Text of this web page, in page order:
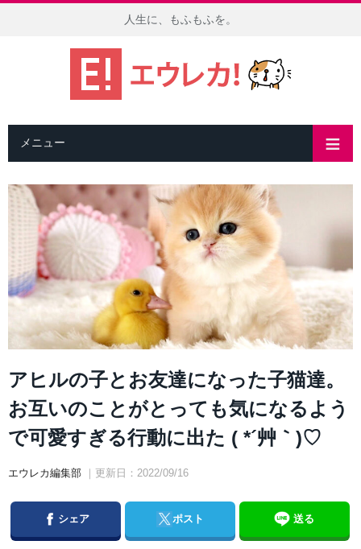
人生に、もふもふを。
メニュー
アヒルの子とお友達になった子猫達。
お互いのことがとっても気になるよう
で可愛すぎる行動に出た ( *´艸｀)♡
エウレカ編集部 ｜更新日：2022/09/16
Facebook
シェア Twitterポスト 送る